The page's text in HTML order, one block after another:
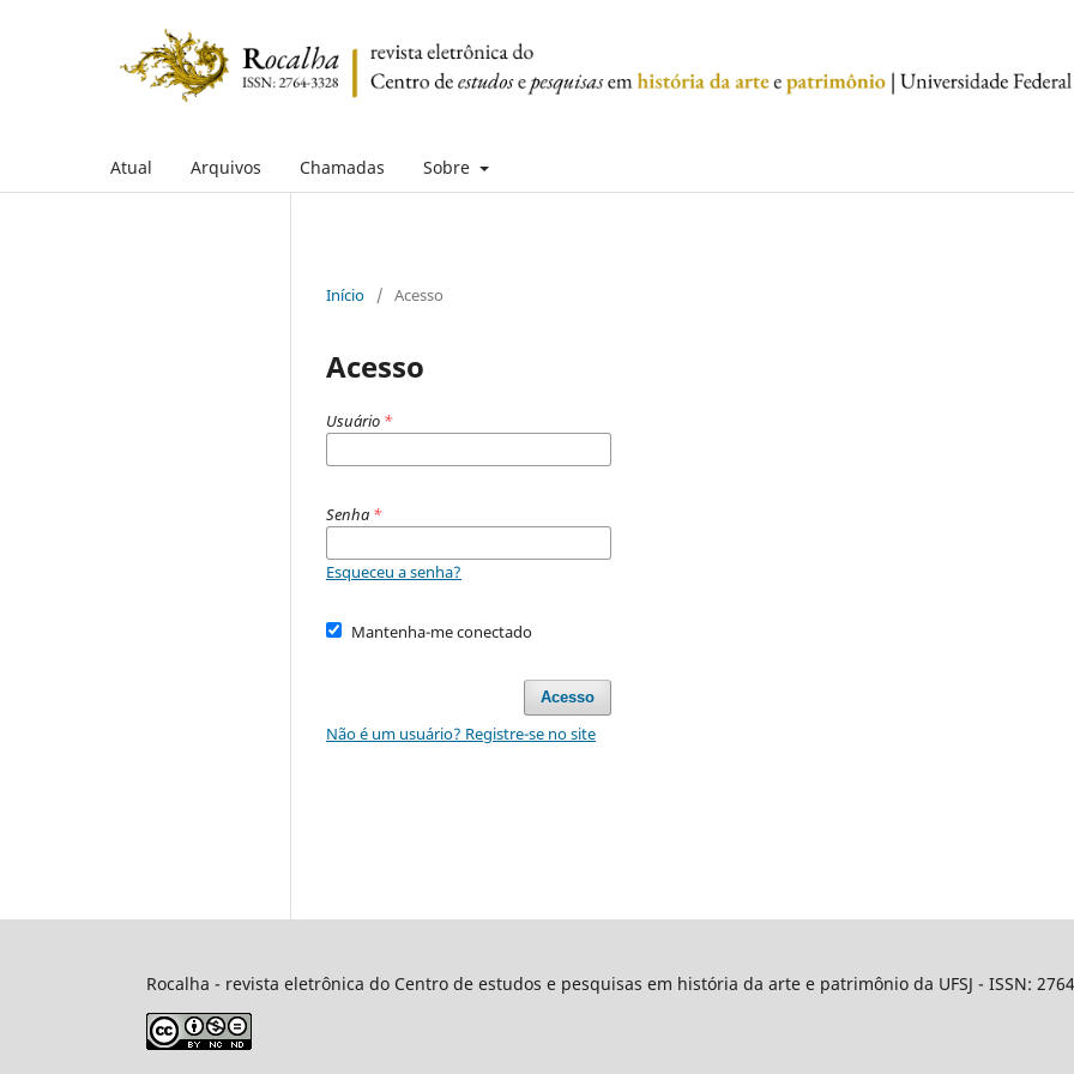
Atual Arquivos Chamadas Sobre
Início / Acesso
Acesso
Usuário *
Senha *
Esqueceu a senha?
Mantenha-me conectado
Acesso
Não é um usuário? Registre-se no site
Rocalha - revista eletrônica do Centro de estudos e pesquisas em história da arte e patrimônio da UFSJ - ISSN: